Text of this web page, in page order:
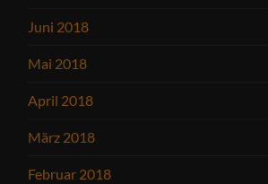
Juni 2018
Mai 2018
April 2018
März 2018
Februar 2018